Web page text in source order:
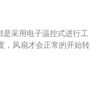
中必须摆脱空气阻力，气
需要拉开气体，阻力会损
液散热，保证发动机不致
度的冷却，保持在适宜的
和废气排放。
采用电子温控式进行工
，风扇才会正常的开始转
车散热器风扇出现了不转
能是风扇的继电器的问